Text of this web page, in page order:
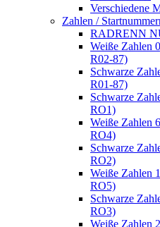
Verschiedene
Zahlen /
RADRENN
Weiße Zahlen
R02-87)
Schwarze
R01-87)
Schwarze
RO1)
Weiße Zahlen
RO4)
Schwarze
RO2)
Weiße Zahlen
RO5)
Schwarze
RO3)
Weiße Zahlen